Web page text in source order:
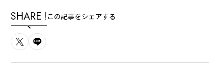
SHARE ! この記事をシェアする